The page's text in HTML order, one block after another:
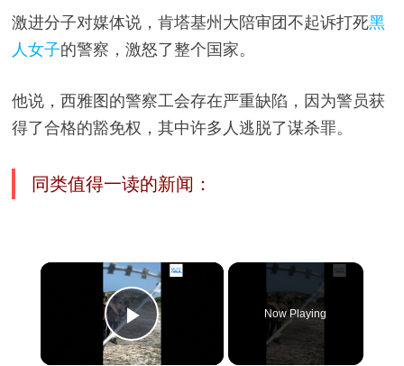
激进分子对媒体说，肯塔基州大陪审团不起诉打死黑
人女子的警察，激怒了整个国家。
他说，西雅图的警察工会存在严重缺陷，因为警员获
得了合格的豁免权，其中许多人逃脱了谋杀罪。
同类值得一读的新闻：
×
Play Video
Now Playing